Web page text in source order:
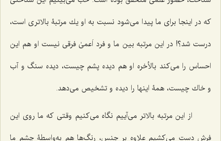
كه در اینجا برای ما پیدا مى‌شود نسبت به او یك مرتبۀ بالاترى است،
درست شد؟! در این مرتبه بین ما و فرد اَعمیٰ فرقى نیست او هم این
احساس را مى‌كند بالأخره او هم دیده پشم چیست، دیده سنگ و آب
و خاك چیست، همۀ اینها را دیده و تشخیص مى‌دهد.
از این مرتبه بالاتر می‌آییم نگاه مى‌كنیم وقتى كه ما روى این
فرش دست مى‌كشیم علاوه بر جنس، رنگ‌ها هم به‌واسطۀ چشم ما